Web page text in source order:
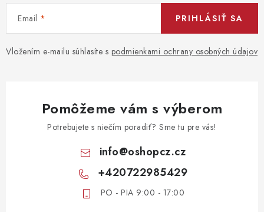
Email
Vložením e-mailu súhlasíte s podmienkami ochrany osobných údajov
PRIHLÁSIŤ SA
Pomôžeme vám s výberom
Potrebujete s niečím poradiť? Sme tu pre vás!
info@oshopcz.cz
+420722985429
PO - PIA 9:00 - 17:00